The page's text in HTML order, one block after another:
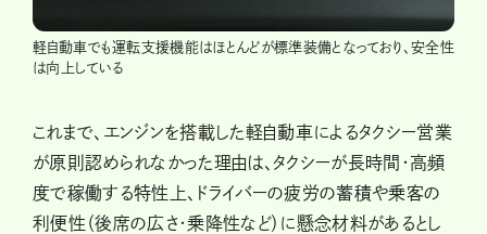
軽自動車でも運転支援機能はほとんどが標準装備となっており、安全性
は向上している
これまで、エンジンを搭載した軽自動車によるタクシー営業
が原則認められなかった理由は、タクシーが長時間・高頻
度で稼働する特性上、ドライバーの疲労の蓄積や乗客の
利便性（後席の広さ・乗降性など）に懸念材料があるとし